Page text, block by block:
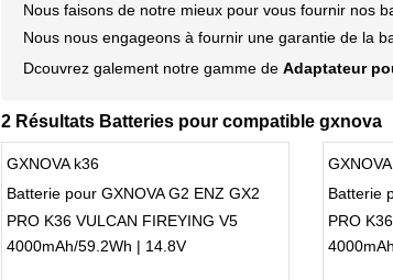
Nous faisons de notre mieux pour vous fournir nos
Nous nous engageons à fournir une garantie de la
Dcouvrez galement notre gamme de Adaptateur
2 Résultats Batteries pour compatible gxnova
GXNOVA k36
Batterie pour GXNOVA G2 ENZ GX2
PRO K36 VULCAN FIREYING V5
MAIBENBEN 4S
4000mAh/59.2Wh | 14.8V
Batterie
PRO